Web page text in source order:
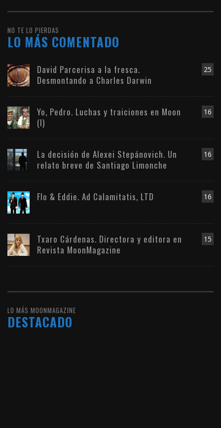
NO TE LO PIERDAS
LO MÁS COMENTADO
25
David Parcerisa a la fresca.
Desmontando a Charles Darwin
16
Yo, Pedro. Luchas y traiciones en Moon
(I)
16
La decisión de Alexei Stepánovich. Un
relato breve de Santiago Limonche
16
Flo & Eddie. Ad Calamitatis, LTD
15
Txaro Cárdenas. Directora y editora en
Revista MoonMagazine
LO MÁS MOONMAGAZINE
DESTACADO